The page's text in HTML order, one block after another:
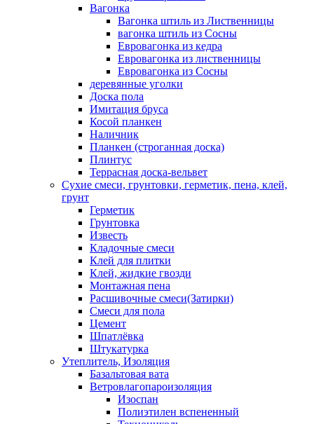
Вагонка
Вагонка штиль из Лиственницы
вагонка штиль из Сосны
Евровагонка из кедра
Евровагонка из лиственницы
Евровагонка из Сосны
деревянные уголки
Доска пола
Имитация бруса
Косой планкен
Наличник
Планкен (строганная доска)
Плинтус
Террасная доска-вельвет
Сухие смеси, грунтовки, герметик, пена, клей,
грунт
Герметик
Грунтовка
Известь
Кладочные смеси
Клей для плитки
Клей, жидкие гвозди
Монтажная пена
Расшивочные смеси(Затирки)
Смеси для пола
Цемент
Шпатлёвка
Штукатурка
Утеплитель, Изоляция
Базальтовая вата
Ветровлагопароизоляция
Изоспан
Полиэтилен вспененный